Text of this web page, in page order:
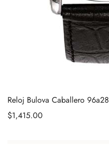
Reloj Bulova Caballero 96a28
$1,415.00